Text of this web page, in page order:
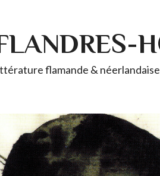
flamande & néerlandaise